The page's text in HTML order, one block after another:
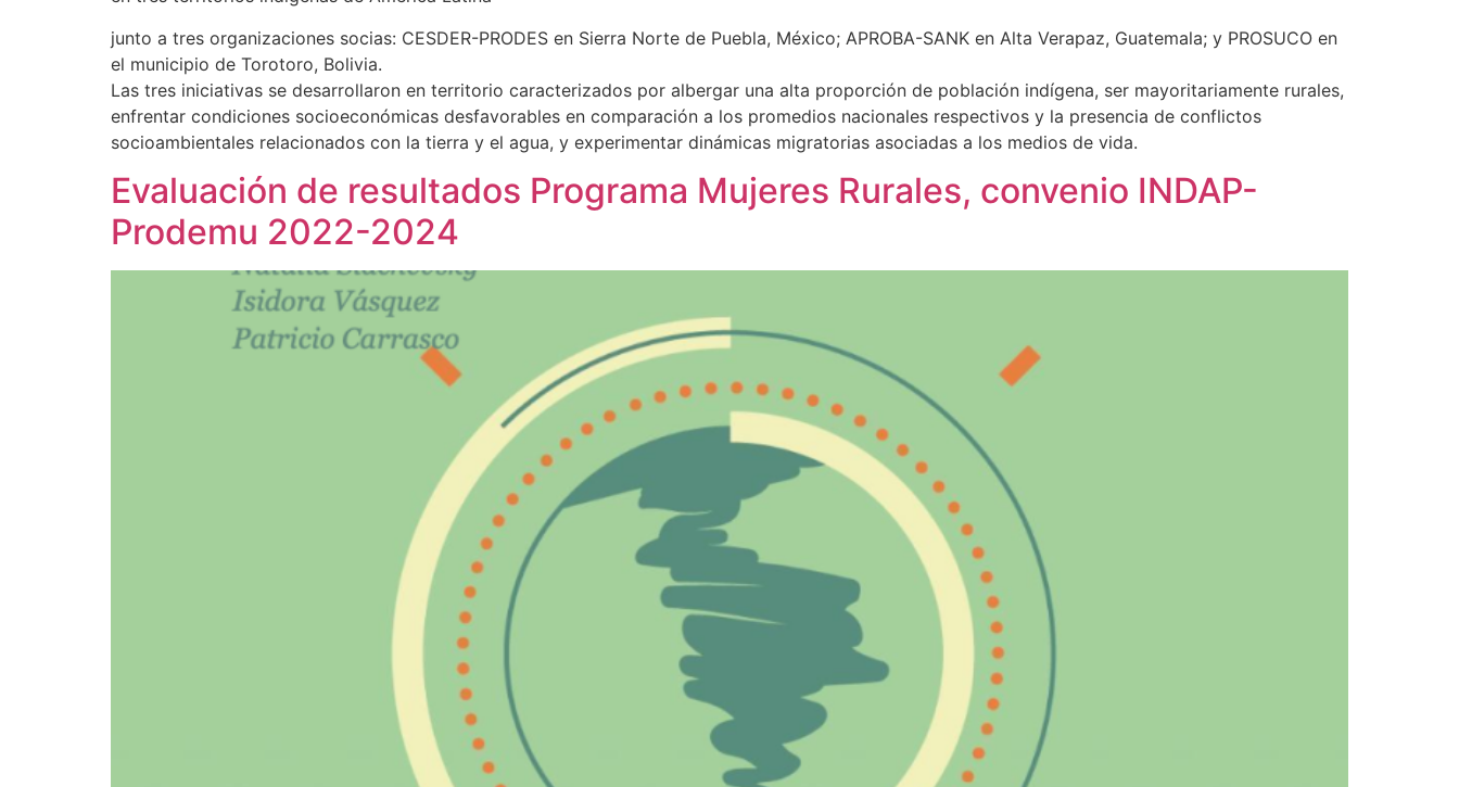
junto a tres organizaciones socias: CESDER-PRODES en Sierra Norte de Puebla, México; APROBA-SANK en Alta Verapaz, Guatemala; y PROSUCO en
el municipio de Torotoro, Bolivia.
Las tres iniciativas se desarrollaron en territorio caracterizados por albergar una alta proporción de población indígena, ser mayoritariamente rurales,
enfrentar condiciones socioeconómicas desfavorables en comparación a los promedios nacionales respectivos y la presencia de conflictos
socioambientales relacionados con la tierra y el agua, y experimentar dinámicas migratorias asociadas a los medios de vida.
Evaluación de resultados Programa Mujeres Rurales, convenio INDAP-
Prodemu 2022-2024